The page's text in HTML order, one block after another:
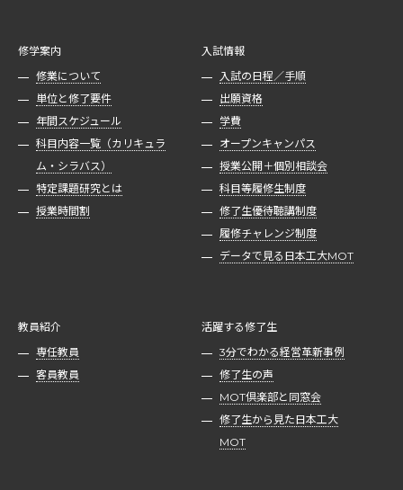
修学案内
修業について
単位と修了要件
年間スケジュール
科目内容一覧（カリキュラ
ム・シラバス）
特定課題研究とは
授業時間割
入試情報
入試の日程／手順
出願資格
学費
オープンキャンパス
授業公開＋個別相談会
科目等履修生制度
修了生優待聴講制度
履修チャレンジ制度
データで見る日本工大MOT
教員紹介
専任教員
客員教員
活躍する修了生
3分でわかる経営革新事例
修了生の声
MOT倶楽部と同窓会
修了生から見た日本工大
MOT